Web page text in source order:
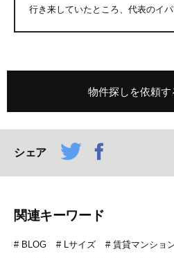
行き来していたところ、代表のイ
物件探しを依頼す
シェア
関連キーワード
BLOG Lサイズ 賃貸マンショ